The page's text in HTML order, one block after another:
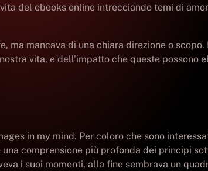
del ebooks online intrecciando temi di
ma mancava di una chiara direzione o
vita, e dell’impatto che queste
in my mind. Per coloro che sono
comprensione più profonda dei principi
i suoi momenti, alla fine sembrava un